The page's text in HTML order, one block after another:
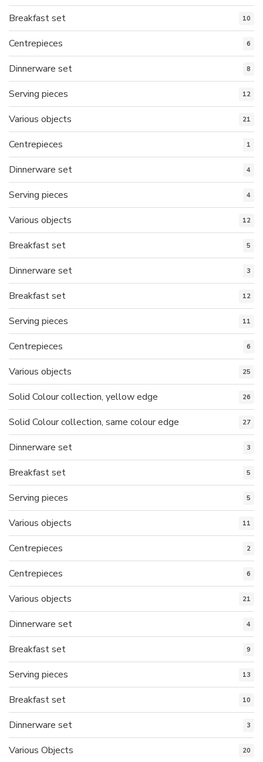
Breakfast set 10
Centrepieces 6
Dinnerware set 8
Serving pieces 12
Various objects 21
Centrepieces 1
Dinnerware set 4
Serving pieces 4
Various objects 12
Breakfast set 5
Dinnerware set 3
Breakfast set 12
Serving pieces 11
Centrepieces 6
Various objects 25
Solid Colour collection, yellow edge 26
Solid Colour collection, same colour edge 27
Dinnerware set 3
Breakfast set 5
Serving pieces 5
Various objects 11
Centrepieces 2
Centrepieces 6
Various objects 21
Dinnerware set 4
Breakfast set 9
Serving pieces 13
Breakfast set 10
Dinnerware set 3
Various Objects 20